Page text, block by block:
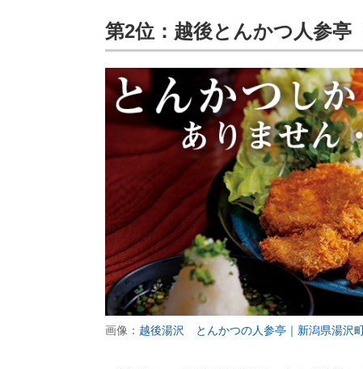
第2位：越後とんかつ人参亭
画像： 越後湯沢 とんかつの人参亭｜新潟県湯沢